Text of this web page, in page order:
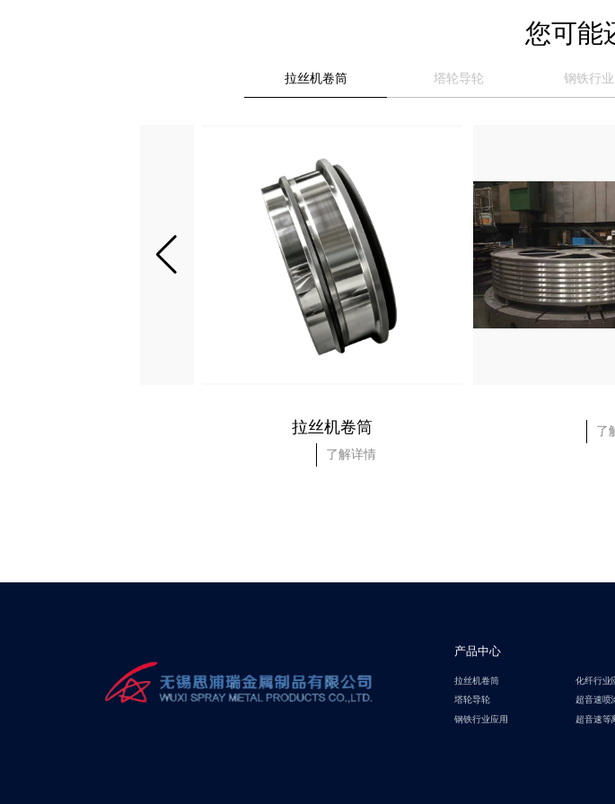
您可能
拉丝机卷筒 塔轮导轮 钢铁行业
拉丝机卷筒
了解详情
了
产品中心
拉丝机卷筒
塔轮导轮
钢铁行业应用
化纤行业
超音速喷
超音速等